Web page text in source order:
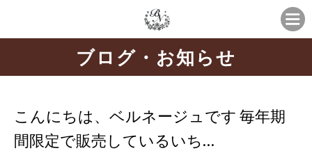
ブログ・お知らせ
こんにちは、ベルネージュです 毎年期
間限定で販売しているいち…